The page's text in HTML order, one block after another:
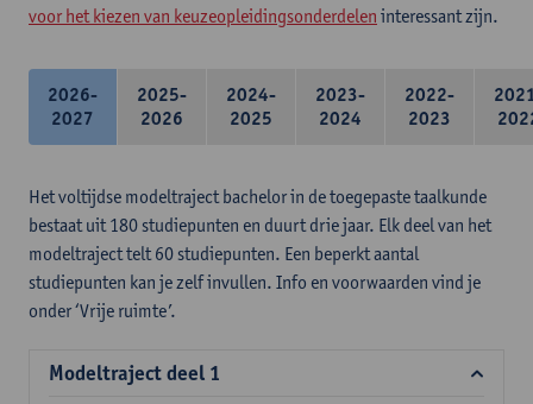
voor het kiezen van keuzeopleidingsonderdelen interessant zijn.
2026-
2027
2025-
2026
2024-
2025
2023-
2024
2022-
2023
Het voltijdse modeltraject bachelor in de toegepaste taalkunde
bestaat uit 180 studiepunten en duurt drie jaar. Elk deel van het
modeltraject telt 60 studiepunten. Een beperkt aantal
studiepunten kan je zelf invullen. Info en voorwaarden vind je
onder ‘Vrije ruimte’.
Modeltraject deel 1